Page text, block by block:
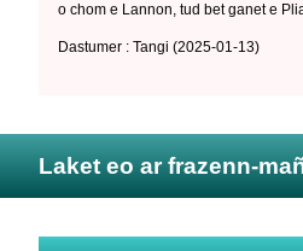
o chom e Lannon tud bet ganet e
Dastumer : Tangi (2025-01-13)
Laket eo ar frazenn-